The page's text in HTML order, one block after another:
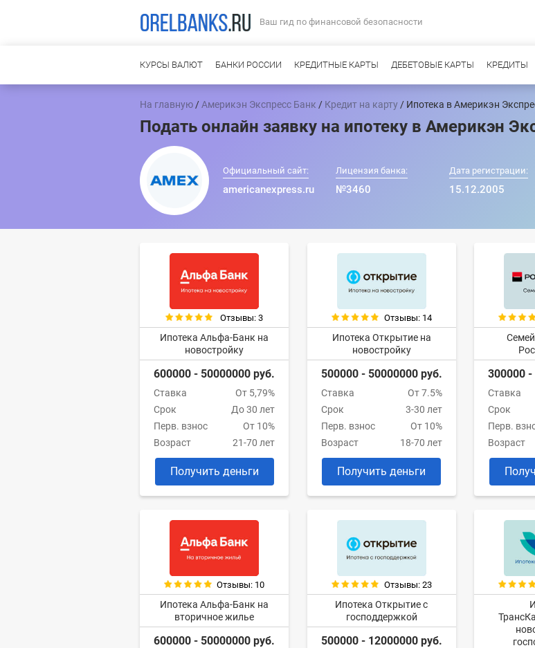
Ваш гид по финансовой безопасности
КУРСЫ ВАЛЮТ БАНКИ РОССИИ КРЕДИТНЫЕ КАРТЫ ДЕБЕТОВЫЕ КАРТЫ КРЕДИТЫ
На главную /Америкэн Экспресс Банк / Кредит на карту / Ипотека в Америкэн
Подать онлайн заявку на ипотеку в Америкэн
Официальный сайт:
americanexpress.ru
Лицензия банка:
№3460
Дата регистрации:
15.12.2005
Отзывы: 3
Ипотека Альфа-Банк на
новостройку
600000 - 50000000 руб.
Ставка
От 5,79%
Срок
До 30 лет
Перв. взнос
От 10%
Возраст
21-70 лет
Получить деньги
Отзывы: 14
Ипотека Открытие на
новостройку
500000 - 50000000 руб.
Ставка
От 7.5%
Срок
3-30 лет
Перв. взнос
От 10%
Возраст
18-70 лет
Получить деньги
300000 -
Ставка
Срок
Перв.
Возраст
Отзывы: 10
Ипотека Альфа-Банк на
вторичное жилье
600000 - 50000000 руб.
Отзывы: 23
Ипотека Открытие с
господдержкой
500000 - 12000000 руб.